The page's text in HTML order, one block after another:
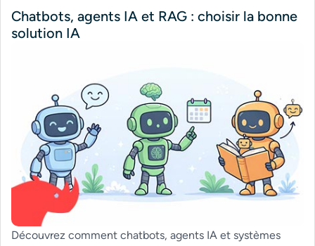
Chatbots, agents IA et RAG : choisir la bonne
solution IA
Découvrez comment chatbots, agents IA et systèmes